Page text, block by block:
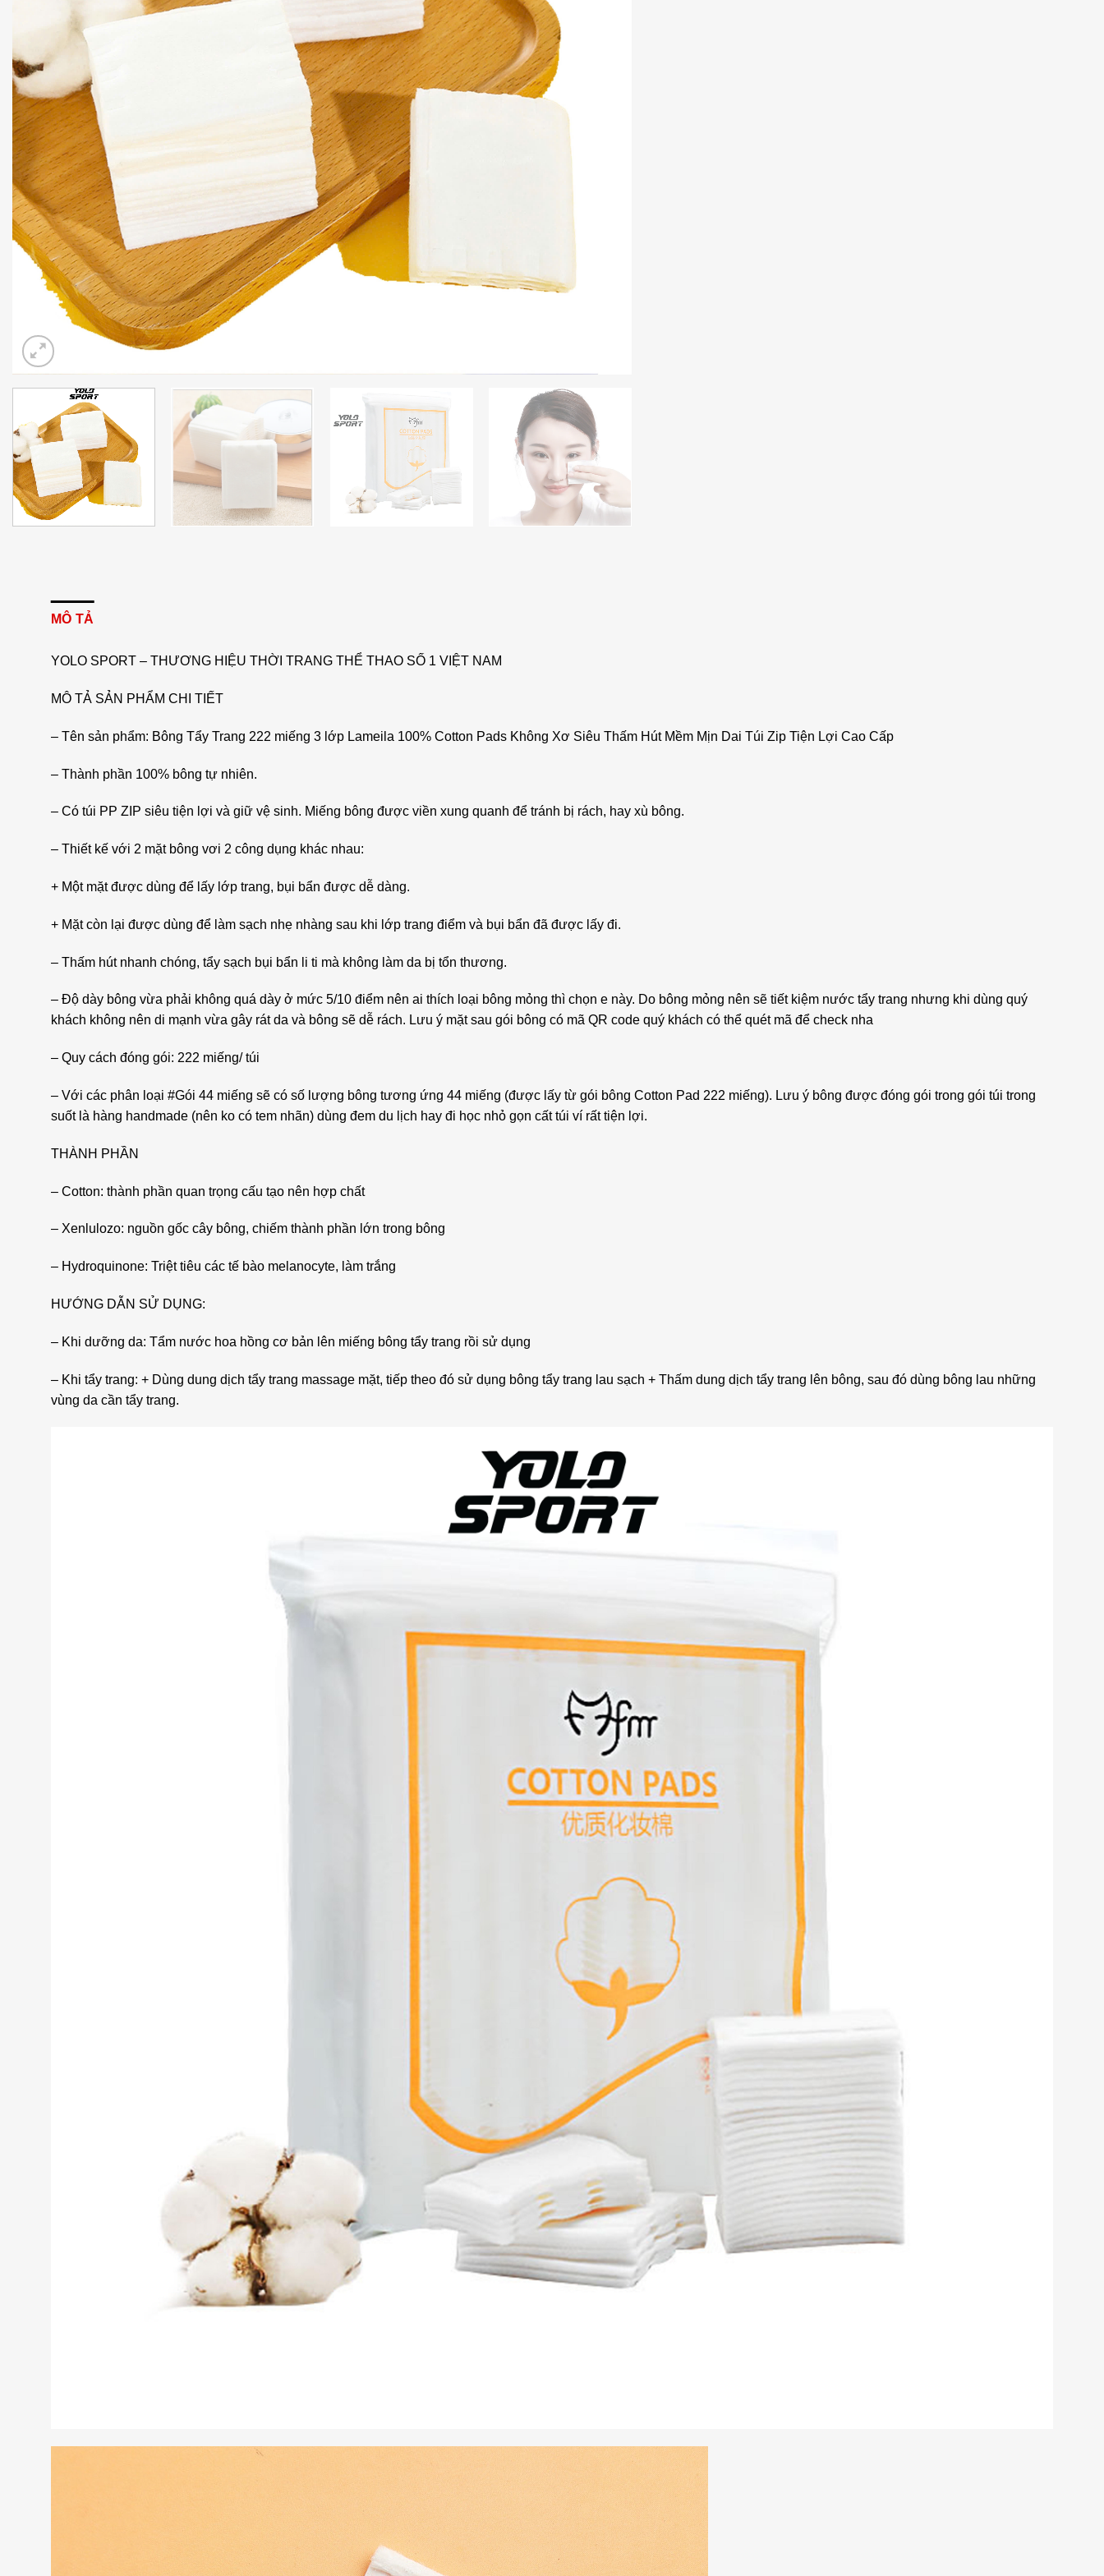
MÔ TẢ
YOLO SPORT – THƯƠNG HIỆU THỜI TRANG THỂ THAO SỐ 1 VIỆT NAM
MÔ TẢ SẢN PHẨM CHI TIẾT
– Tên sản phẩm: Bông Tẩy Trang 222 miếng 3 lớp Lameila 100% Cotton Pads Không Xơ Siêu Thấm Hút Mềm Mịn Dai Túi Zip Tiện Lợi Cao Cấp
– Thành phần 100% bông tự nhiên.
– Có túi PP ZIP siêu tiện lợi và giữ vệ sinh. Miếng bông được viền xung quanh để tránh bị rách, hay xù bông.
– Thiết kế với 2 mặt bông vơi 2 công dụng khác nhau:
+ Một mặt được dùng để lấy lớp trang, bụi bẩn được dễ dàng.
+ Mặt còn lại được dùng để làm sạch nhẹ nhàng sau khi lớp trang điểm và bụi bẩn đã được lấy đi.
– Thấm hút nhanh chóng, tẩy sạch bụi bẩn li ti mà không làm da bị tổn thương.
– Độ dày bông vừa phải không quá dày ở mức 5/10 điểm nên ai thích loại bông mỏng thì chọn e này. Do bông mỏng nên sẽ tiết kiệm nước tẩy trang nhưng khi dùng quý
khách không nên di mạnh vừa gây rát da và bông sẽ dễ rách. Lưu ý mặt sau gói bông có mã QR code quý khách có thể quét mã để check nha
– Quy cách đóng gói: 222 miếng/ túi
– Với các phân loại #Gói 44 miếng sẽ có số lượng bông tương ứng 44 miếng (được lấy từ gói bông Cotton Pad 222 miếng). Lưu ý bông được đóng gói trong gói túi trong
suốt là hàng handmade (nên ko có tem nhãn) dùng đem du lịch hay đi học nhỏ gọn cất túi ví rất tiện lợi.
THÀNH PHẦN
– Cotton: thành phần quan trọng cấu tạo nên hợp chất
– Xenlulozo: nguồn gốc cây bông, chiếm thành phần lớn trong bông
– Hydroquinone: Triệt tiêu các tế bào melanocyte, làm trắng
HƯỚNG DẪN SỬ DỤNG:
– Khi dưỡng da: Tẩm nước hoa hồng cơ bản lên miếng bông tẩy trang rồi sử dụng
– Khi tẩy trang: + Dùng dung dịch tẩy trang massage mặt, tiếp theo đó sử dụng bông tẩy trang lau sạch + Thấm dung dịch tẩy trang lên bông, sau đó dùng bông lau những
vùng da cần tẩy trang.